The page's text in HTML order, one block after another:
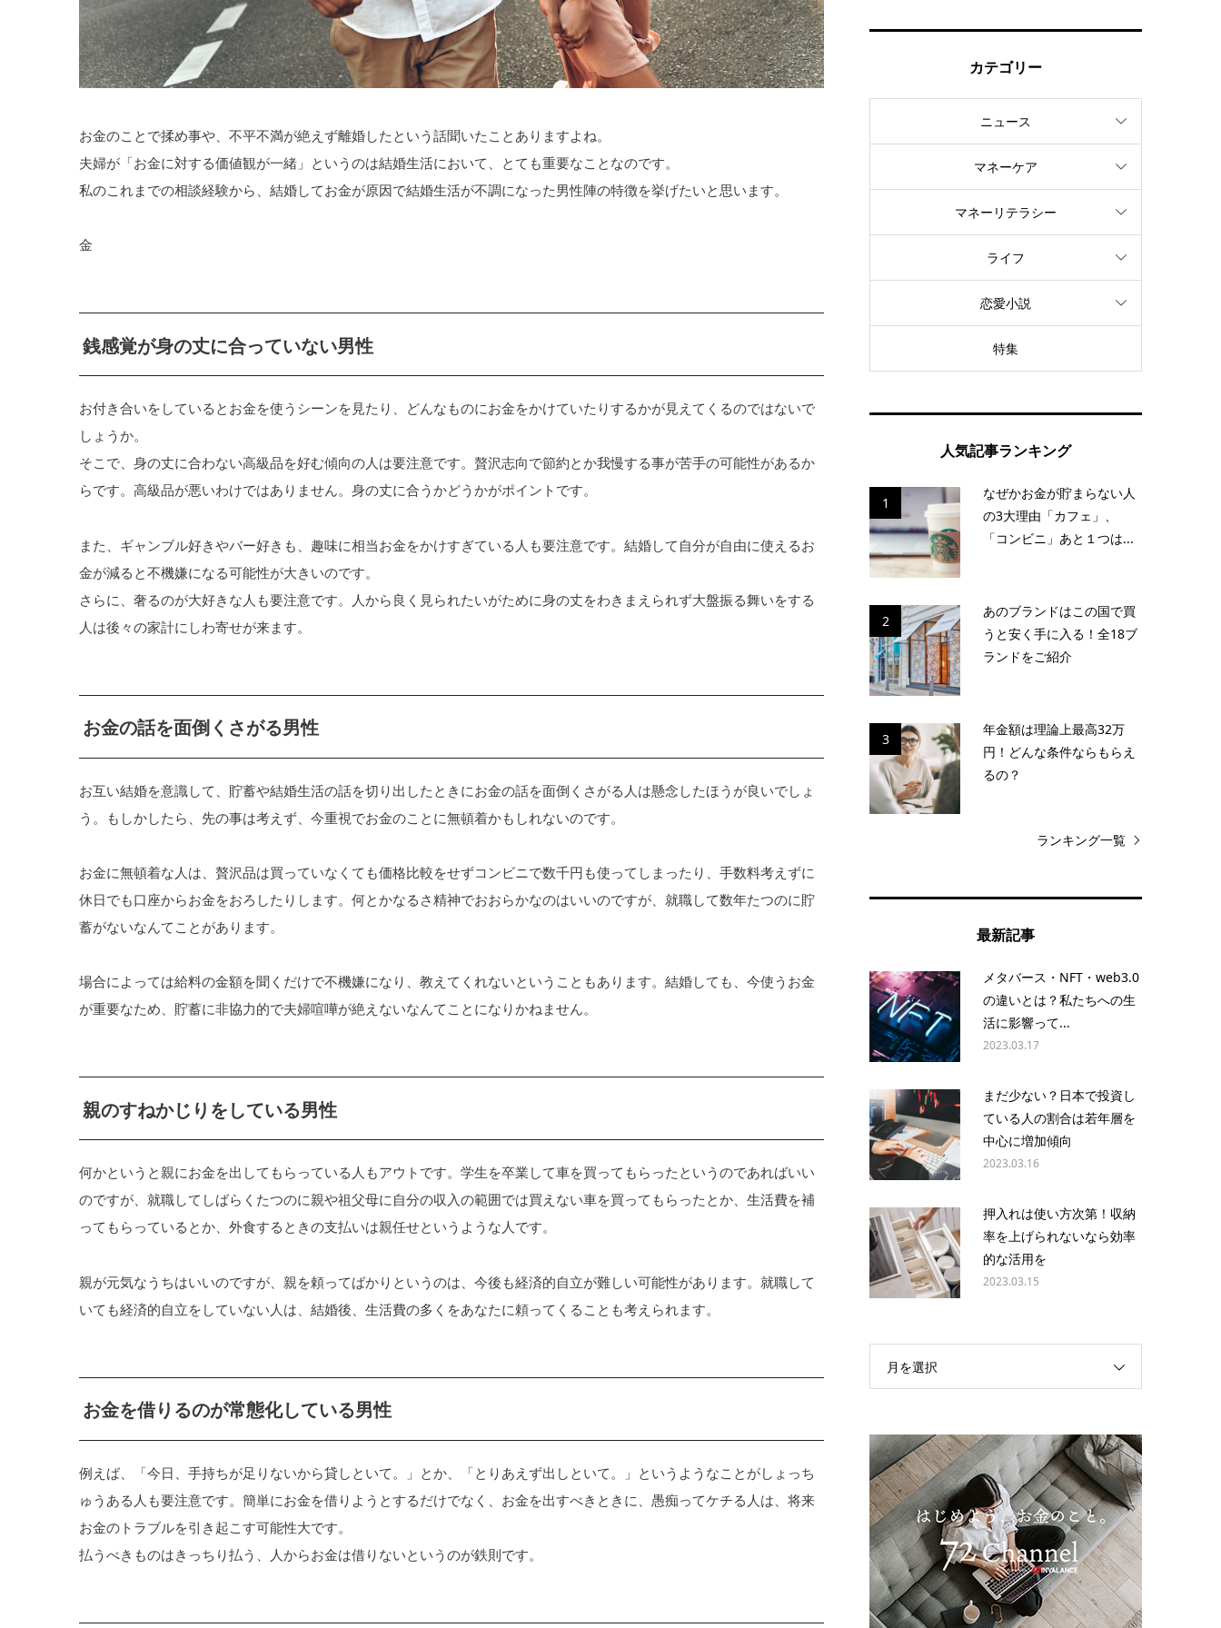
お金のことで揉め事や、不平不満が絶えず離婚したという話聞いたことありますよね。
夫婦が「お金に対する価値観が一緒」というのは結婚生活において、とても重要なことなのです。
私のこれまでの相談経験から、結婚してお金が原因で結婚生活が不調になった男性陣の特徴を挙げたいと思います。
金
銭感覚が身の丈に合っていない男性
お付き合いをしているとお金を使うシーンを見たり、どんなものにお金をかけていたりするかが見えてくるのではないで
しょうか。
そこで、身の丈に合わない高級品を好む傾向の人は要注意です。贅沢志向で節約とか我慢する事が苦手の可能性があるか
らです。高級品が悪いわけではありません。身の丈に合うかどうかがポイントです。
また、ギャンブル好きやバー好きも、趣味に相当お金をかけすぎている人も要注意です。結婚して自分が自由に使えるお
金が減ると不機嫌になる可能性が大きいのです。
さらに、奢るのが大好きな人も要注意です。人から良く見られたいがために身の丈をわきまえられず大盤振る舞いをする
人は後々の家計にしわ寄せが来ます。
お金の話を面倒くさがる男性
お互い結婚を意識して、貯蓄や結婚生活の話を切り出したときにお金の話を面倒くさがる人は懸念したほうが良いでしょ
う。もしかしたら、先の事は考えず、今重視でお金のことに無頓着かもしれないのです。
お金に無頓着な人は、贅沢品は買っていなくても価格比較をせずコンビニで数千円も使ってしまったり、手数料考えずに
休日でも口座からお金をおろしたりします。何とかなるさ精神でおおらかなのはいいのですが、就職して数年たつのに貯
蓄がないなんてことがあります。
場合によっては給料の金額を聞くだけで不機嫌になり、教えてくれないということもあります。結婚しても、今使うお金
が重要なため、貯蓄に非協力的で夫婦喧嘩が絶えないなんてことになりかねません。
親のすねかじりをしている男性
何かというと親にお金を出してもらっている人もアウトです。学生を卒業して車を買ってもらったというのであればいい
のですが、就職してしばらくたつのに親や祖父母に自分の収入の範囲では買えない車を買ってもらったとか、生活費を補
ってもらっているとか、外食するときの支払いは親任せというような人です。
親が元気なうちはいいのですが、親を頼ってばかりというのは、今後も経済的自立が難しい可能性があります。就職して
いても経済的自立をしていない人は、結婚後、生活費の多くをあなたに頼ってくることも考えられます。
お金を借りるのが常態化している男性
例えば、「今日、手持ちが足りないから貸しといて。」とか、「とりあえず出しといて。」というようなことがしょっち
ゅうある人も要注意です。簡単にお金を借りようとするだけでなく、お金を出すべきときに、愚痴ってケチる人は、将来
お金のトラブルを引き起こす可能性大です。
払うべきものはきっちり払う、人からお金は借りないというのが鉄則です。
カテゴリー
ニュース
マネーケア
マネーリテラシー
ライフ
恋愛小説
特集
人気記事ランキング
1
なぜかお金が貯まらない人
の3大理由「カフェ」、
「コンビニ」あと１つは...
2
あのブランドはこの国で買
うと安く手に入る！全18ブ
ランドをご紹介
3
年金額は理論上最高32万
円！どんな条件ならもらえ
るの？
ランキング一覧
最新記事
メタバース・NFT・web3.0
の違いとは？私たちへの生
活に影響って...
2023.03.17
まだ少ない？日本で投資し
ている人の割合は若年層を
中心に増加傾向
2023.03.16
押入れは使い方次第！収納
率を上げられないなら効率
的な活用を
2023.03.15
月を選択